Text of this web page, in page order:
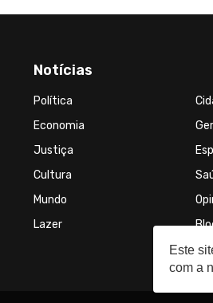
Notícias
Política
Economia
Justiça
Cultura
Mundo
Lazer
Este
com a